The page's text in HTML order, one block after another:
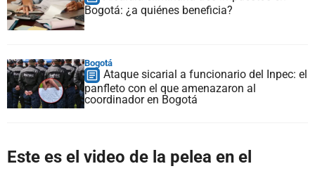
Bogotá: ¿a quiénes beneficia?
Bogotá
Ataque sicarial a funcionario del Inpec: el
panfleto con el que amenazaron al
coordinador en Bogotá
Este es el video de la pelea en el